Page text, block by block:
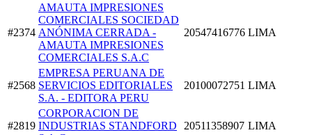
#2374
AMAUTA IMPRESIONES
COMERCIALES SOCIEDAD
ANÓNIMA CERRADA -
AMAUTA IMPRESIONES
COMERCIALES S.A.C
20547416776 LIMA
#2568
EMPRESA PERUANA DE
SERVICIOS EDITORIALES
S.A. - EDITORA PERU
20100072751 LIMA
#2819
CORPORACION DE
INDUSTRIAS STANDFORD
20511358907 LIMA